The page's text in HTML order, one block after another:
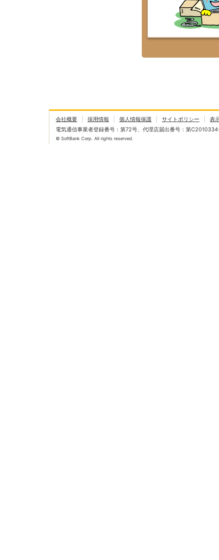
会社概要 採用情報 個人情報保護 サイトポリシー
表
電気通信事業者登録番号：第72号、代理店届出番号：第C2010334
© SoftBank Corp. All rights reserved.